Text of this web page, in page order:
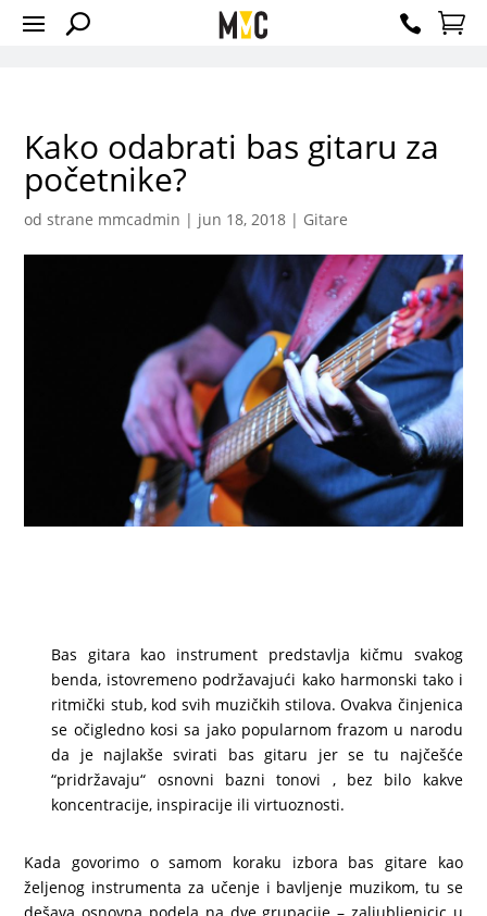
Kako odabrati bas gitaru za
početnike?
od strane mmcadmin | jun 18, 2018 | Gitare
Bas gitara kao instrument predstavlja kičmu svakog
benda, istovremeno podržavajući kako harmonski tako i
ritmički stub, kod svih muzičkih stilova. Ovakva činjenica
se očigledno kosi sa jako popularnom frazom u narodu
da je najlakše svirati bas gitaru jer se tu najčešće
“pridržavaju“ osnovni bazni tonovi , bez bilo kakve
koncentracije, inspiracije ili virtuoznosti.
Kada govorimo o samom koraku izbora bas gitare kao
željenog instrumenta za učenje i bavljenje muzikom, tu se